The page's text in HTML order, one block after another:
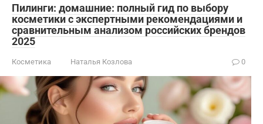
Пилинги: домашние: полный гид по выбору
косметики с экспертными рекомендациями и
сравнительным анализом российских брендов
2025
Косметика Наталья Козлова 0